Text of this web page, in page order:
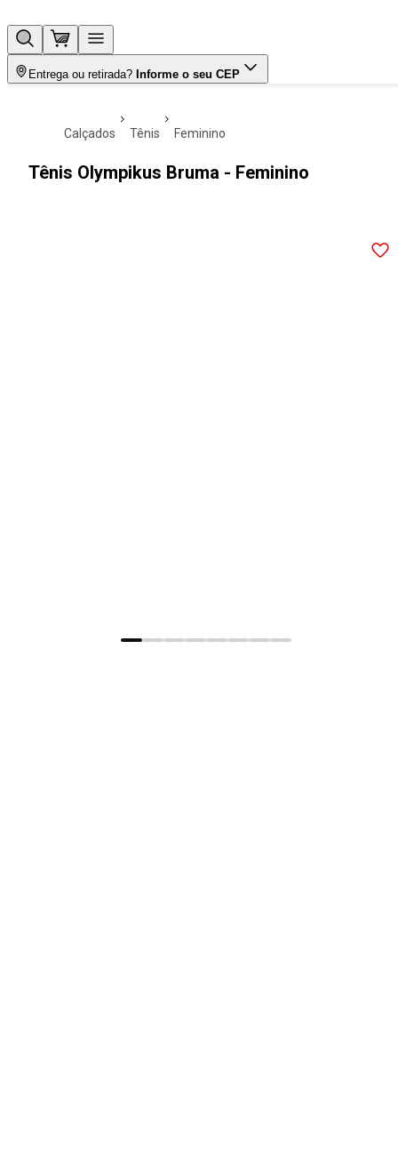
Entrega ou retirada? Informe o seu CEP
calçados tênis feminino
Tênis Olympikus Bruma - Feminino